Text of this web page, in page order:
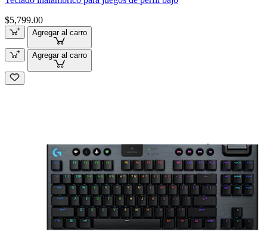
$5,799.00
Agregar al carro
Agregar al carro